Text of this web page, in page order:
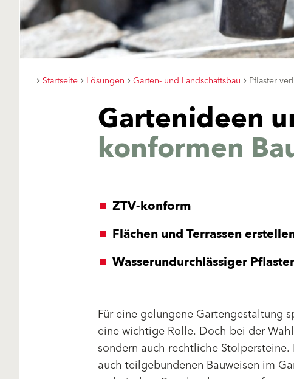
Startseite Lösungen Garten- und Landschaftsbau Pflaster
Gartenideen
konformen
ZTV-konform
Flächen und Terrassen
Wasserundurchlässiger
Für eine gelungene Gartengestaltung
eine wichtige Rolle. Doch bei der
sondern auch rechtliche
auch teilgebundenen Bauweisen im